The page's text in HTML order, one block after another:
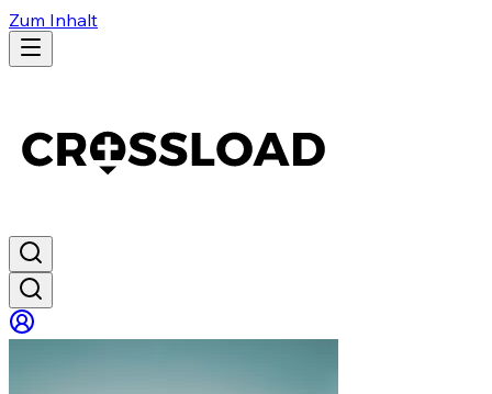
Zum Inhalt